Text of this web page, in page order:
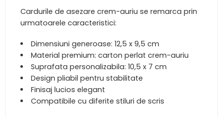
Cardurile de asezare crem-auriu se remarca prin
urmatoarele caracteristici:
Dimensiuni generoase: 12,5 x 9,5 cm
Material premium: carton perlat crem-auriu
Suprafata personalizabila: 10,5 x 7 cm
Design pliabil pentru stabilitate
Finisaj lucios elegant
Compatibile cu diferite stiluri de scris